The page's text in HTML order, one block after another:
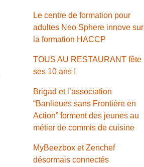
Le centre de formation pour
adultes Neo Sphere innove sur
la formation HACCP
TOUS AU RESTAURANT fête
ses 10 ans !
Brigad et l’association
“Banlieues sans Frontière en
Action” forment des jeunes au
métier de commis de cuisine
MyBeezbox et Zenchef
désormais connectés